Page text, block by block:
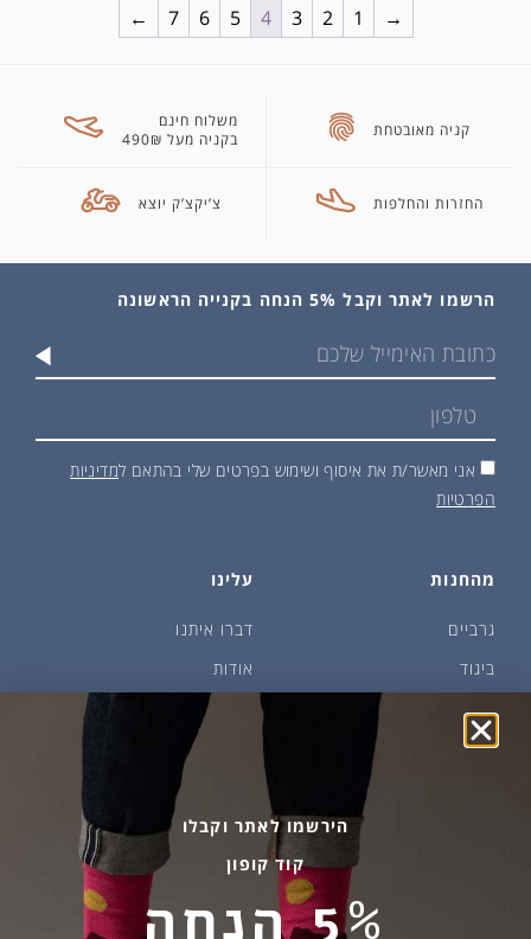
→
1
2
3
4
5
6
7
←
קניה מאובטחת
משלוח חינם
בקניה מעל 490₪
החזרות והחלפות צ’יקצ’ק יוצא
מהחנות
גרביים
ביגוד
פקעות ובצלים
עלינו
דברו איתנו
אודות
איפה קונים?
הבלוג של יודפת
החלפות והחזרות
שירות לקוחות
בהודעות ווטסאפ בלבד
הרשמו לאתר וקבל 5% הנחה בקנייה הראשונה
אני מאשר/ת את איסוף ושימוש בפרטים שלי בהתאם למדיניות
הפרטיות
הירשמו לאתר וקבלו
קוד קופון
5% הנחה